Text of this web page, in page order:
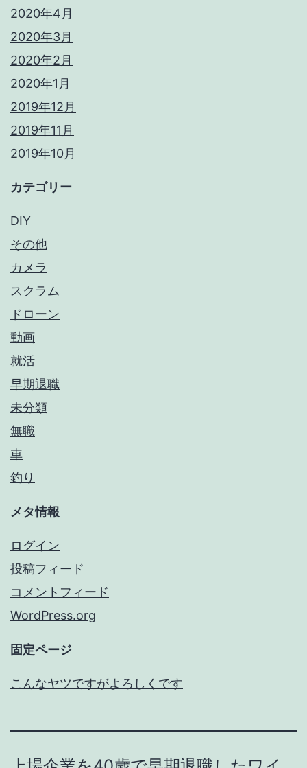
2020年4月
2020年3月
2020年2月
2020年1月
2019年12月
2019年11月
2019年10月
カテゴリー
DIY
その他
カメラ
スクラム
ドローン
動画
就活
早期退職
未分類
無職
車
釣り
メタ情報
ログイン
投稿フィード
コメントフィード
WordPress.org
固定ページ
こんなヤツですがよろしくです